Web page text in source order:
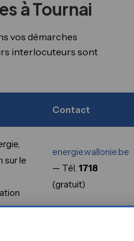
à Tournai
vos démarches
interlocuteurs sont
Contact
sur le
energie.wallonie.be
— Tél. 1718
(gratuit)